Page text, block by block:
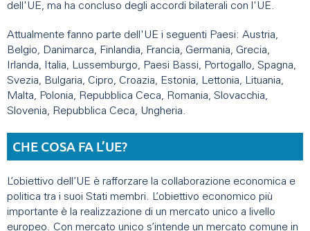
dell'UE, ma ha concluso degli accordi bilaterali con l'UE.
Attualmente fanno parte dell'UE i seguenti Paesi: Austria,
Belgio, Danimarca, Finlandia, Francia, Germania, Grecia,
Irlanda, Italia, Lussemburgo, Paesi Bassi, Portogallo, Spagna,
Svezia, Bulgaria, Cipro, Croazia, Estonia, Lettonia, Lituania,
Malta, Polonia, Repubblica Ceca, Romania, Slovacchia,
Slovenia, Repubblica Ceca, Ungheria.
CHE COSA FA L’UE?
L’obiettivo dell’UE è rafforzare la collaborazione economica e
politica tra i suoi Stati membri. L’obiettivo economico più
importante è la realizzazione di un mercato unico a livello
europeo. Con mercato unico s’intende un mercato comune in